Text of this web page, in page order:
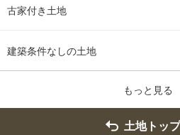
古家付き土地
建築条件なしの土地
もっと見る
土地トッ